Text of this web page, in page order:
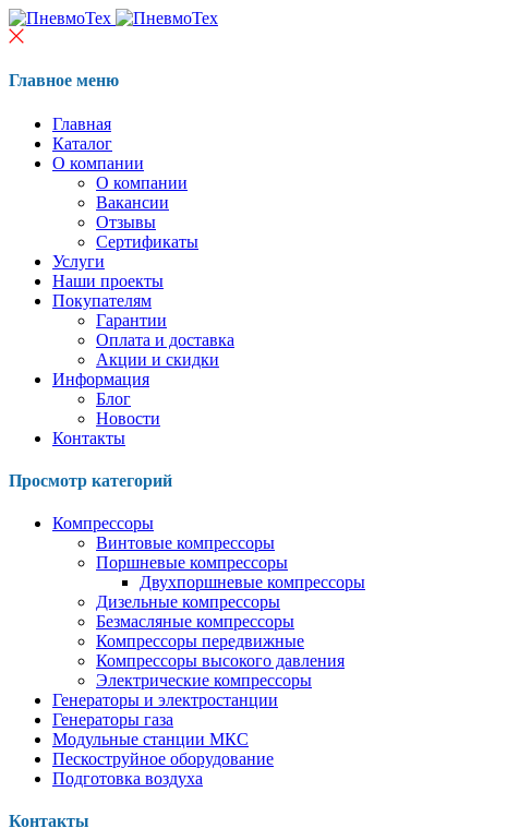
Главное меню
Главная
Каталог
О компании
О компании
Вакансии
Отзывы
Сертификаты
Услуги
Наши проекты
Покупателям
Гарантии
Оплата и доставка
Акции и скидки
Информация
Блог
Новости
Контакты
Просмотр категорий
Компрессоры
Винтовые компрессоры
Поршневые компрессоры
Двухпоршневые компрессоры
Дизельные компрессоры
Безмасляные компрессоры
Компрессоры передвижные
Компрессоры высокого давления
Электрические компрессоры
Генераторы и электростанции
Генераторы газа
Модульные станции МКС
Пескоструйное оборудование
Подготовка воздуха
Контакты